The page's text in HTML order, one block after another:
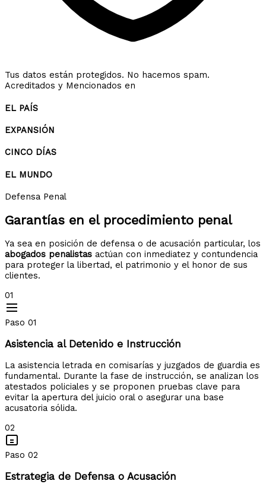
Tus datos están protegidos. No hacemos spam.
Acreditados y Mencionados en
EL PAÍS
EXPANSIÓN
CINCO DÍAS
EL MUNDO
Defensa Penal
Garantías en el procedimiento penal
Ya sea en posición de defensa o de acusación particular, los
abogados penalistas actúan con inmediatez y contundencia
para proteger la libertad, el patrimonio y el honor de sus
clientes.
01
Paso 01
Asistencia al Detenido e Instrucción
La asistencia letrada en comisarías y juzgados de guardia es
fundamental. Durante la fase de instrucción, se analizan los
atestados policiales y se proponen pruebas clave para
evitar la apertura del juicio oral o asegurar una base
acusatoria sólida.
02
Paso 02
Estrategia de Defensa o Acusación